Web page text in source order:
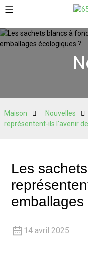
Maison Nouvelles
représentent-ils l'avenir
Les
emballages
14 avril 2025